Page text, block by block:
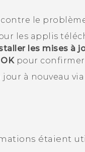
le
les applis
les mises à
OKpour confirmer
à nouveau
étaient